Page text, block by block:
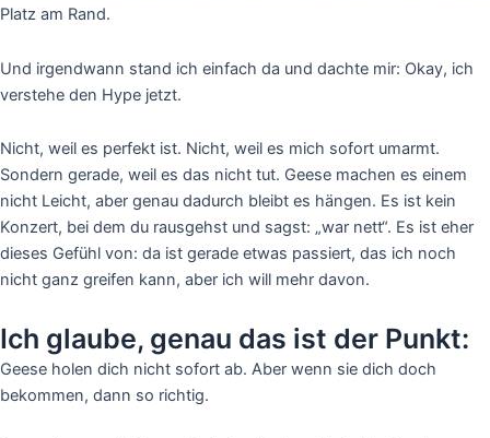
Platz am Rand.
Und irgendwann stand ich einfach da und dachte mir: Okay, ich
verstehe den Hype jetzt.
Nicht, weil es perfekt ist. Nicht, weil es mich sofort umarmt.
Sondern gerade, weil es das nicht tut. Geese machen es einem
nicht Leicht, aber genau dadurch bleibt es hängen. Es ist kein
Konzert, bei dem du rausgehst und sagst: „war nett“. Es ist eher
dieses Gefühl von: da ist gerade etwas passiert, das ich noch
nicht ganz greifen kann, aber ich will mehr davon.
Ich glaube, genau das ist der Punkt:
Geese holen dich nicht sofort ab. Aber wenn sie dich doch
bekommen, dann so richtig.